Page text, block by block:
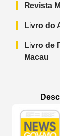
Revista
Livro do
Livro de
Macau